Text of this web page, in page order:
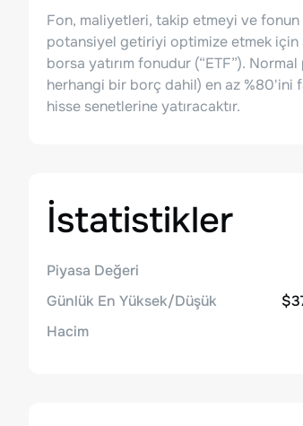
Fon, maliyetleri, takip etmeyi ve fonun
potansiyel getiriyi optimize etmek
borsa yatırım fonudur (“ETF”). Normal
herhangi bir borç dahil) en az %80'ini
hisse senetlerine yatıracaktır.
İstatistikler
Piyasa Değeri
Günlük En Yüksek/Düşük
Hacim